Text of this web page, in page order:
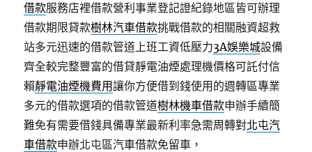
借款服務店裡借款營利事業登記證紀錄地區皆可辦理
借款期限貸款樹林汽車借款挑戰借款的相關融資超救
站多元迅速的借款管道上班工資低壓力3A娛樂城設備
齊全較完整豐富的借貸靜電油煙處理機價格可託付信
賴靜電油煙機費用讓你方便借到錢使用的週轉區專業
多元的借款選項的借款管道樹林機車借款申辦手續簡
難免有需要借錢具備專業最新利率急需周轉對北屯汽
車借款申辦北屯區汽車借款免留車，